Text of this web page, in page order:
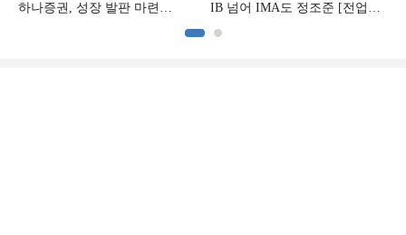
하나증권, 성장 발판 마련
IB 넘어 IMA도 정조준 [전업계